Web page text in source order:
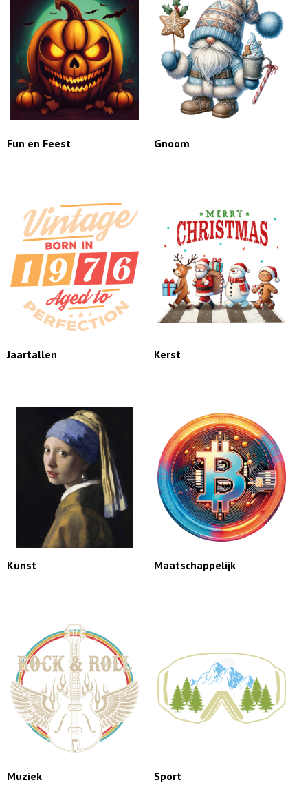
Fun en Feest Gnoom
Jaartallen Kerst
Kunst Maatschappelijk
Muziek Sport